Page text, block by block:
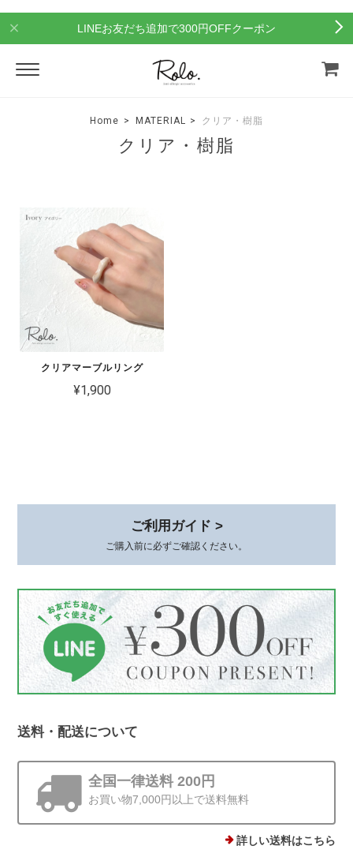
LINEお友だち追加で300円OFFクーポン
Home MATERIAL クリア・樹脂
クリア・樹脂
クリアマーブルリング
¥1,900
ご利用ガイド >
ご購入前に必ずご確認ください。
送料・配送について
全国一律送料 200円
お買い物7,000円以上で送料無料
詳しい送料はこちら